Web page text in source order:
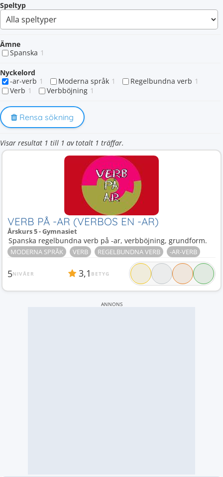
Speltyp
Ämne
Spanska 1
Nyckelord
-ar-verb 1 Moderna språk 1 Regelbundna verb 1
Verb 1 Verbböjning 1
Rensa sökning
Visar resultat 1 till 1 av totalt 1 träffar.
VERB PÅ -AR (VERBOS EN -AR)
Årskurs 5 - Gymnasiet
Spanska regelbundna verb på -ar, verbböjning, grundform.
MODERNA SPRÅK VERB REGELBUNDNA VERB -AR-VERB
5NIVÅER 3,1 BETYG
ANNONS